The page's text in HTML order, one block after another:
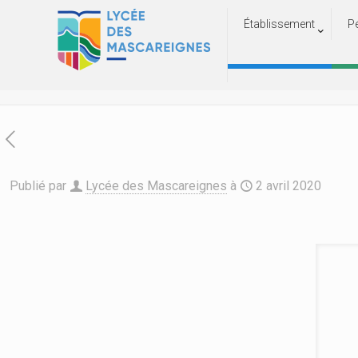
Établissement
Publié par Lycée des Mascareignes à 2 avril 2020